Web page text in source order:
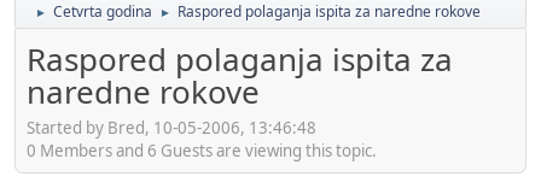
► Cetvrta godina ► Raspored polaganja ispita za naredne rokove
Raspored polaganja ispita za
naredne rokove
Started by Bred, 10-05-2006, 13:46:48
0 Members and 6 Guests are viewing this topic.